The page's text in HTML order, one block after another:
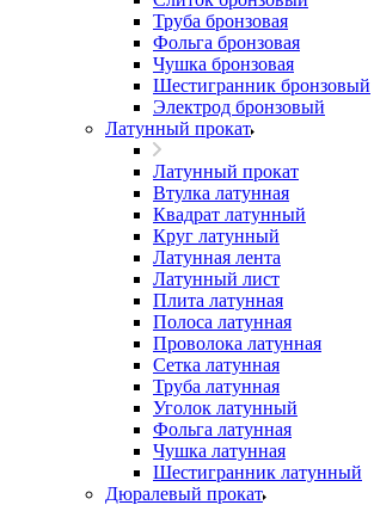
Труба бронзовая
Фольга бронзовая
Чушка бронзовая
Шестигранник бронзовый
Электрод бронзовый
Латунный прокат
Латунный прокат
Втулка латунная
Квадрат латунный
Круг латунный
Латунная лента
Латунный лист
Плита латунная
Полоса латунная
Проволока латунная
Сетка латунная
Труба латунная
Уголок латунный
Фольга латунная
Чушка латунная
Шестигранник латунный
Дюралевый прокат